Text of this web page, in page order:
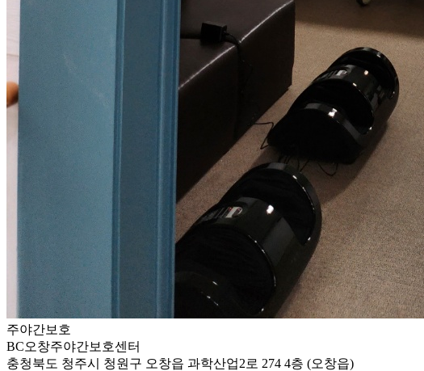
주야간보호
BC오창주야간보호센터
충청북도 청주시 청원구 오창읍 과학산업2로 274 4층 (오창읍)